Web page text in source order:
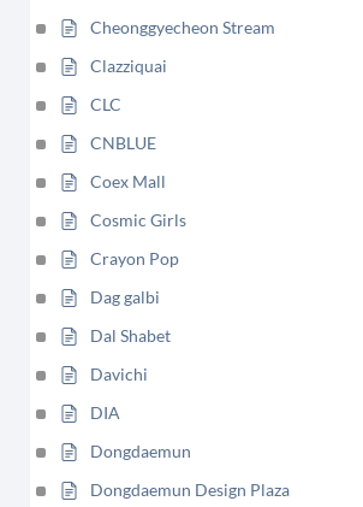
Cheonggyecheon Stream
Clazziquai
CLC
CNBLUE
Coex Mall
Cosmic Girls
Crayon Pop
Dag galbi
Dal Shabet
Davichi
DIA
Dongdaemun
Dongdaemun Design Plaza